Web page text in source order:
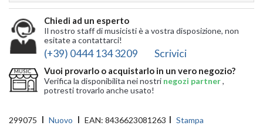
Chiedi ad un esperto
Il nostro staff di musicisti è a vostra disposizione, non
esitate a contattarci!
(+39) 0444 134 3209 Scrivici
Vuoi provarlo o acquistarlo in un vero negozio?
Verifica la disponibilita nei nostri negozi partner,
potresti trovarlo anche usato!
299075 Nuovo EAN: 8436623081263 Stampa